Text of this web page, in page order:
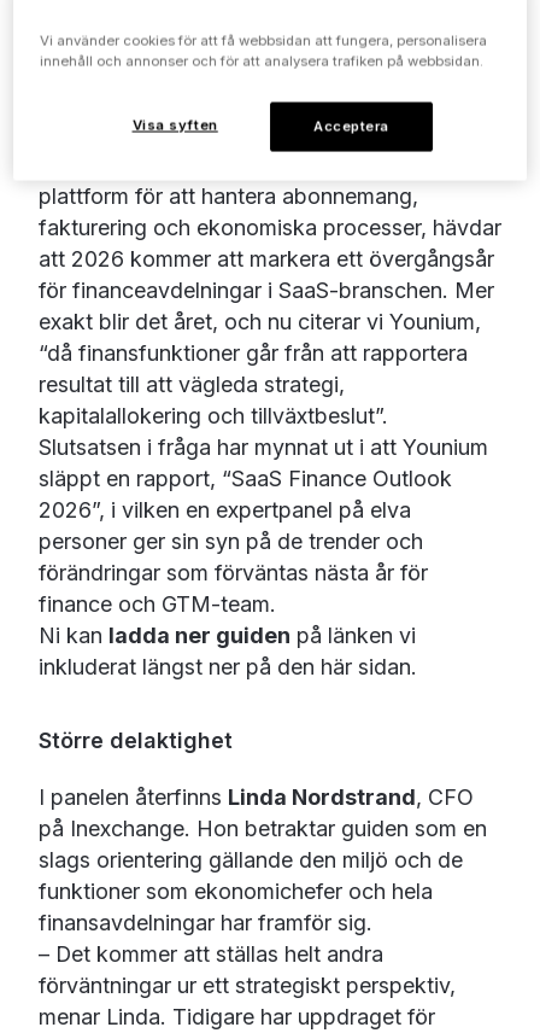
prismodeller och nya nyckeltal kopplar
investeringar och beslut tätare till kundvärde
plattform för att hantera abonnemang,
fakturering och ekonomiska processer, hävdar
att 2026 kommer att markera ett övergångsår
för financeavdelningar i SaaS-branschen. Mer
exakt blir det året, och nu citerar vi Younium,
“då finansfunktioner går från att rapportera
resultat till att vägleda strategi,
kapitalallokering och tillväxtbeslut”.
Slutsatsen i fråga har mynnat ut i att Younium
släppt en rapport, “SaaS Finance Outlook
2026”, i vilken en expertpanel på elva
personer ger sin syn på de trender och
förändringar som förväntas nästa år för
finance och GTM-team.
Ni kan ladda ner guiden på länken vi
inkluderat längst ner på den här sidan.
Större delaktighet
I panelen återfinns Linda Nordstrand, CFO
på Inexchange. Hon betraktar guiden som en
slags orientering gällande den miljö och de
funktioner som ekonomichefer och hela
finansavdelningar har framför sig.
– Det kommer att ställas helt andra
förväntningar ur ett strategiskt perspektiv,
menar Linda. Tidigare har uppdraget för
Vi använder cookies för att få webbsidan att fungera, personalisera
innehåll och annonser och för att analysera trafiken på webbsidan.
Visa syften Acceptera